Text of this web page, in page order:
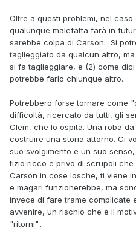
Oltre a questi problemi, nel
qualunque malefatta farà in
sarebbe colpa di Carson. Si
taglieggiato da qualcun altro,
si fa taglieggiare, e (2) come
potrebbe farlo chiunque altro.
Potrebbero forse tornare come
difficoltà, ricercato da tutti, gli
Clem, che lo ospita. Una roba
costruire una storia attorno. Ci
suo svolgimento e un suo
tizio ricco e privo di scrupoli
Carson in cose losche, ti viene
e magari funzionerebbe, ma
invece di fare trame complicate
avvenire, un rischio che è il
"ritorni"..